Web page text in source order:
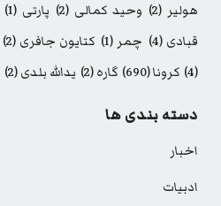
هولیر (2) وحید کمالی (2) پارتی (1)
قبادی (4) چمر (1) کتایون جافری (2)
(4)
کرونا(690) گاره(2) یدالله بلدی(2)
دسته بندی ها
اخبار
ادبیات